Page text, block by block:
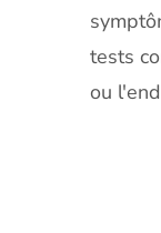
tests
ou